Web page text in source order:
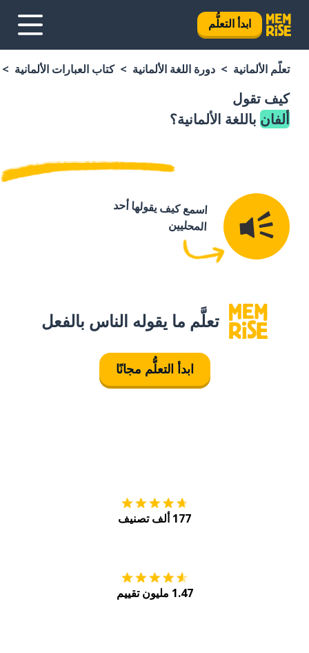
ابدأ التعلُّم
تعلَّم الألمانية دورة اللغة الألمانية كتاب العبارات الألمانية
كيف تقول
ألفان باللغة الألمانية؟
اسمع كيف يقولها أحد
المحليين
تعلَّم ما يقوله الناس بالفعل
ابدأ التعلُّم مجانًا
177 ألف تصنيف
1.47 مليون تقييم